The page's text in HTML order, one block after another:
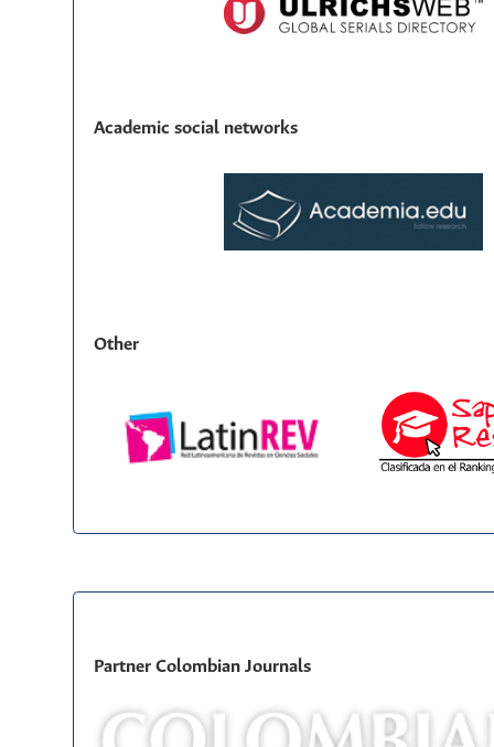
Academic social networks
Other
Partner Colombian Journals